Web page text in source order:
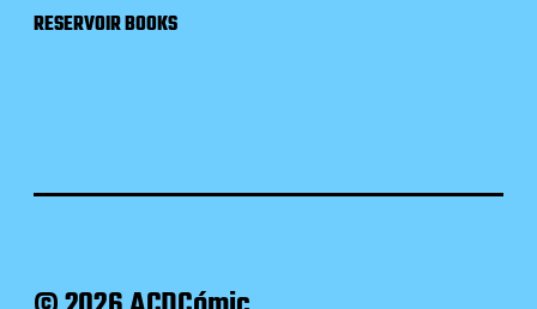
RESERVOIR BOOKS